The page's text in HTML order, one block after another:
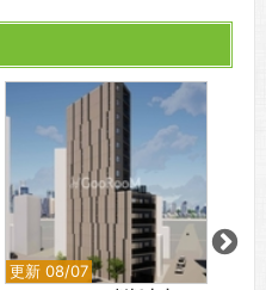
更新 08/07